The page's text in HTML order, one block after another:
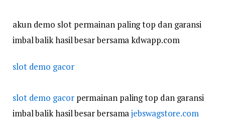
akun demo slot permainan paling top dan garansi
imbal balik hasil besar bersama kdwapp.com
slot demo gacor
slot demo gacorpermainan paling top dan garansi
imbal balik hasil besar bersamajebswagstore.com